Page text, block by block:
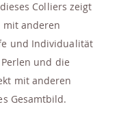
Colliers zeigt
mit anderen
und Individualität
und die
mit anderen
Gesamtbild.